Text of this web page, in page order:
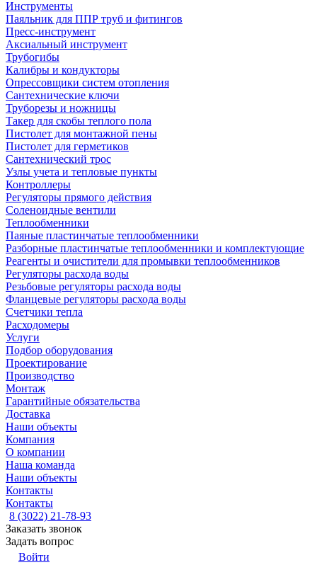
Инструменты
Паяльник для ППР труб и фитингов
Пресс-инструмент
Аксиальный инструмент
Трубогибы
Калибры и кондукторы
Опрессовщики систем отопления
Сантехнические ключи
Труборезы и ножницы
Такер для скобы теплого пола
Пистолет для монтажной пены
Пистолет для герметиков
Сантехнический трос
Узлы учета и тепловые пункты
Контроллеры
Регуляторы прямого действия
Соленоидные вентили
Теплообменники
Паяные пластинчатые теплообменники
Разборные пластинчатые теплообменники и комплектующие
Реагенты и очистители для промывки теплообменников
Регуляторы расхода воды
Резьбовые регуляторы расхода воды
Фланцевые регуляторы расхода воды
Счетчики тепла
Расходомеры
Услуги
Подбор оборудования
Проектирование
Производство
Монтаж
Гарантийные обязательства
Доставка
Наши объекты
Компания
О компании
Наша команда
Наши объекты
Контакты
Контакты
8 (3022) 21-78-93
Заказать звонок
Задать вопрос
Войти